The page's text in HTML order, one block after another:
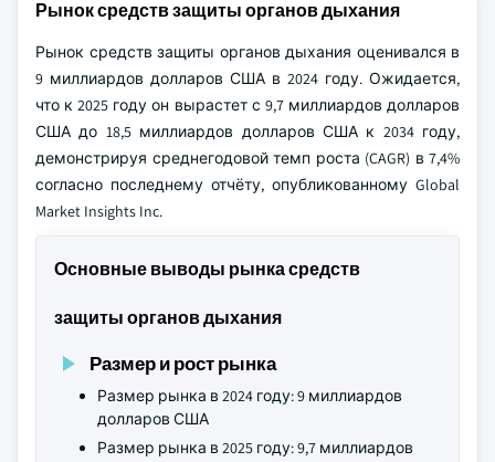
Рынок средств защиты органов дыхания
Рынок средств защиты органов дыхания оценивался в
9 миллиардов долларов США в 2024 году. Ожидается,
что к 2025 году он вырастет с 9,7 миллиардов долларов
США до 18,5 миллиардов долларов США к 2034 году,
демонстрируя среднегодовой темп роста (CAGR) в 7,4%
согласно последнему отчёту, опубликованному Global
Market Insights Inc.
Основные выводы рынка средств
защиты органов дыхания
Размер и рост рынка
Размер рынка в 2024 году: 9 миллиардов
долларов США
Размер рынка в 2025 году: 9,7 миллиардов